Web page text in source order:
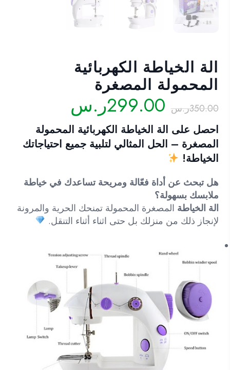
الة الخياطة الكهربائية
المحمولة المصغرة
350.00ر.س السعر
الأصلي
هو:
350.00ر.س.
299.00ر.سالحالي
هو:
299.00ر.س.
احصل على الة الخياطة الكهربائية المحمولة
المصغرة – الحل المثالي لتلبية جميع احتياجاتك
الخياطة!
هل تبحث عن أداة فعّالة ومريحة تساعدك في خياطة
ملابسك بسهولة؟
الة الخياطة المصغرة المحمولة تمنحك الحرية والمرونة
لإنجاز ذلك من منزلك بل حتى اثناء أثناء التنقل.